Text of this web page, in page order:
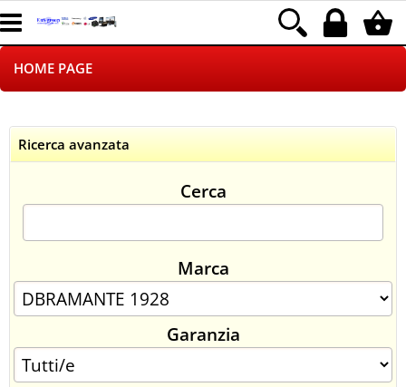
HOME PAGE
LOGISTICA
NEGOZI ON LINE
SINCRONIZZATI CON NOI
SPEDIZIONI
Ricerca avanzata
Cerca
Marca
Garanzia